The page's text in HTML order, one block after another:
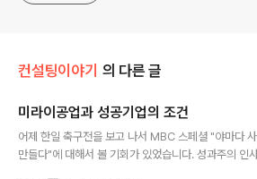
컨설팅이야기 의 다른 글
미라이공업과 성공기업의 조건
어제 한일 축구전을 보고 나서 MBC 스페셜 "야마다
만들다"에 대해서 볼 기회가 있었습니다. 성과주의 인